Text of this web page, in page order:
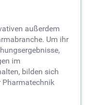
außerdem
Um ihr
im
bilden sich
Pharmatechnik